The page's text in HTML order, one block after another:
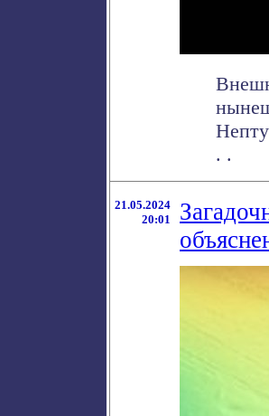
. .
21.05.2024
20:01